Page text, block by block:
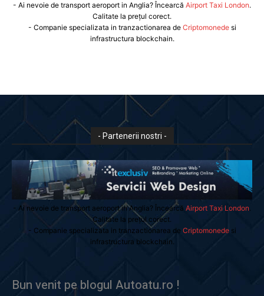
- Ai nevoie de transport aeroport in Anglia? Încearcă Airport Taxi London.
Calitate la prețul corect.
- Companie specializata in tranzactionarea de Criptomonedesi
infrastructura blockchain.
- Partenerii nostri -
- Ai nevoie de transport aeroport in Anglia? Încearcă Airport Taxi London
Calitate la prețul corect.
- Companie specializata in tranzactionarea de Criptomonedesi
infrastructura blockchain.
Bun venit pe blogul Autoatu.ro !